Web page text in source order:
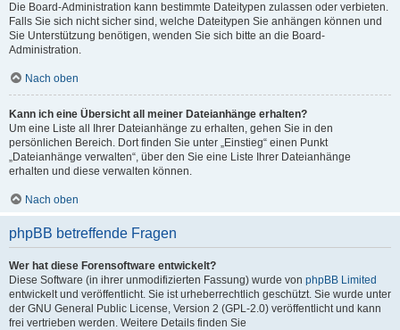
Die Board-Administration kann bestimmte Dateitypen zulassen oder verbieten.
Falls Sie sich nicht sicher sind, welche Dateitypen Sie anhängen können und
Sie Unterstützung benötigen, wenden Sie sich bitte an die Board-
Administration.
Nach oben
Kann ich eine Übersicht all meiner Dateianhänge erhalten?
Um eine Liste all Ihrer Dateianhänge zu erhalten, gehen Sie in den
persönlichen Bereich. Dort finden Sie unter „Einstieg“ einen Punkt
„Dateianhänge verwalten“, über den Sie eine Liste Ihrer Dateianhänge
erhalten und diese verwalten können.
Nach oben
phpBB betreffende Fragen
Wer hat diese Forensoftware entwickelt?
Diese Software (in ihrer unmodifizierten Fassung) wurde von phpBB Limited
entwickelt und veröffentlicht. Sie ist urheberrechtlich geschützt. Sie wurde unter
der GNU General Public License, Version 2 (GPL-2.0) veröffentlicht und kann
frei vertrieben werden. Weitere Details finden Sie